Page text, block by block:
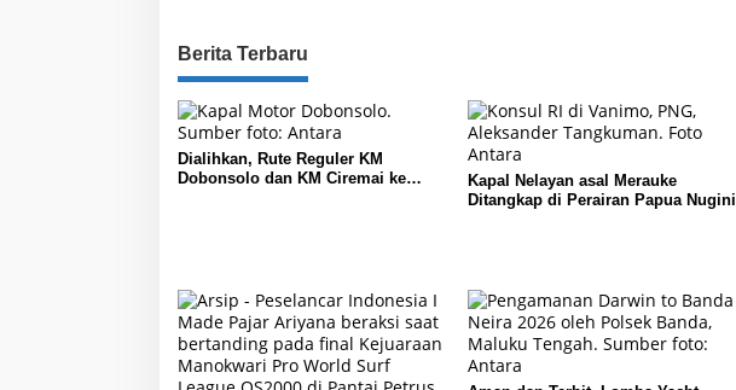
Berita Terbaru
Dialihkan, Rute Reguler KM
Dobonsolo dan KM Ciremai ke
Kapal Nelayan asal Merauke
Ditangkap di Perairan Papua Nugini